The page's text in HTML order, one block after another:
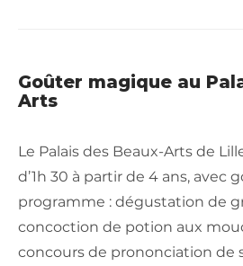
Goûter magique au
Arts
Le Palais des Beaux-Arts de
d’1h 30 à partir de 4 ans, avec
programme : dégustation de
concoction de potion aux
concours de prononciation de